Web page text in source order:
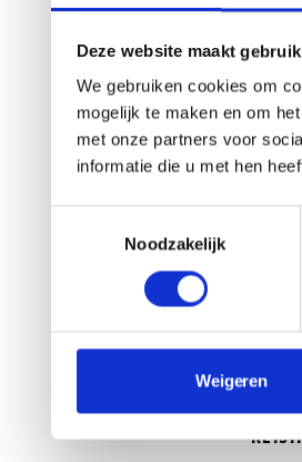
Deze website maakt
We gebruiken cookies om
mogelijk te maken en om
met onze partners voor
informatie die u met hen
Noodzakelijk
Weigeren